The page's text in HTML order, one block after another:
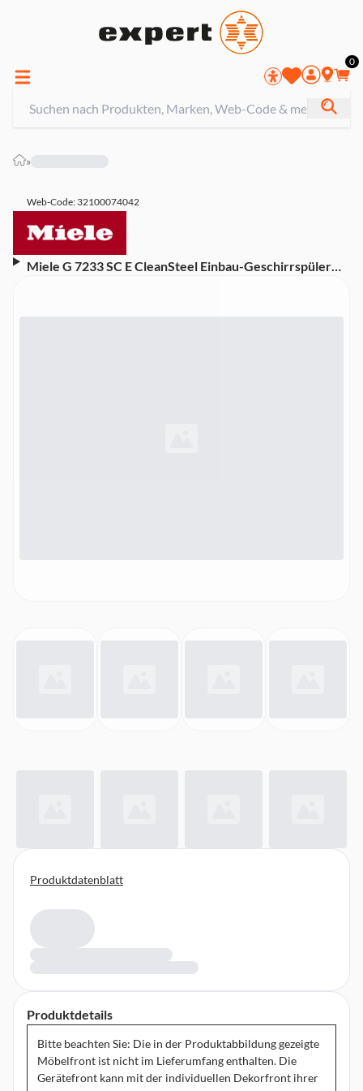
0
»
Web-Code: 32100074042
Miele G 7233 SC E CleanSteel Einbau-Geschirrspüler
Produktdetails
Bitte beachten Sie: Die in der Produktabbildung gezeigte
Möbelfront ist nicht im Lieferumfang enthalten. Die
Gerätefront kann mit der individuellen Dekorfront ihrer
Produktdatenblatt